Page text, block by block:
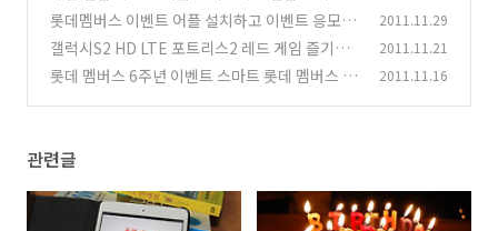
주기
(7)
롯데멤버스 이벤트 어플 설치하고 이벤트 응모 해
봅시다
(4)
2011.11.29
갤럭시S2 HD LTE 포트리스2 레드 게임 즐기기
(12)
2011.11.21
롯데 멤버스 6주년 이벤트 스마트 롯데 멤버스 어
2011.11.16
관련글